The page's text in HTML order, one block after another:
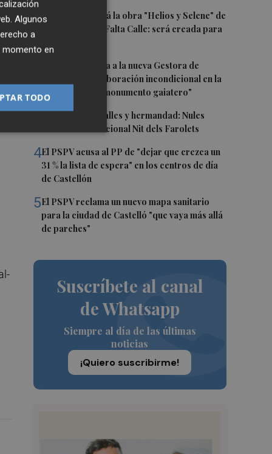
1Castelló acogerá la obra "Helios y Selene" de
la compañía Te Falta Calle: será creada para
Castelló traslada a la nueva Gestora de
Gaiates su "colaboración incondicional en la
promoción del monumento gaiatero"
3 Talleres, pasacalles y hermandad: Nules
celebra su tradicional Nit dels Farolets
4El PSPV acusa al PP de "dejar que crezca un
31 % la lista de espera" en los centros de día
de Castellón
5El PSPV reclama un nuevo mapa sanitario
para la ciudad de Castelló "que vaya más allá
de parches"
Suscríbete al canal
de Whatsapp
Siempre al día de las últimas
noticias
¡Quiero suscribirme!
Algunos
a
momento en
TODO